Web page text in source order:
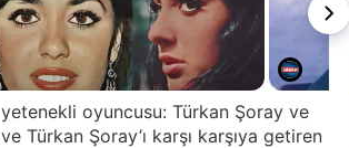
oyuncusu: Türkan Şoray ve
Türkan Şoray’ı karşı karşıya getiren